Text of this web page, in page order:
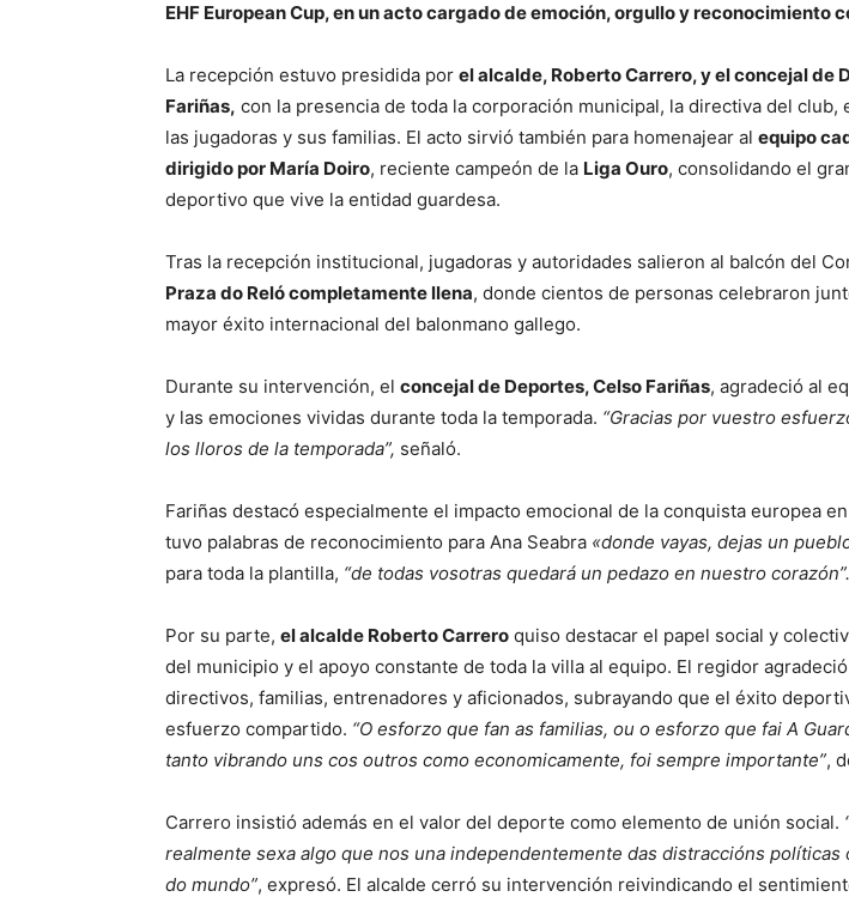
EHF European Cup, en un acto cargado de emoción, orgullo y reconocimiento
La recepción estuvo presidida por el alcalde, Roberto Carrero, y el concejal de
Fariñas, con la presencia de toda la corporación municipal, la directiva del club,
las jugadoras y sus familias. El acto sirvió también para homenajear al equipo
dirigido por María Doiro, reciente campeón de la Liga Ouro, consolidando el
deportivo que vive la entidad guardesa.
Tras la recepción institucional, jugadoras y autoridades salieron al balcón del
Praza do Reló completamente llena, donde cientos de personas celebraron
mayor éxito internacional del balonmano gallego.
Durante su intervención, el concejal de Deportes, Celso Fariñas, agradeció al
y las emociones vividas durante toda la temporada. “Gracias por vuestro
los lloros de la temporada”, señaló.
Fariñas destacó especialmente el impacto emocional de la conquista europea
tuvo palabras de reconocimiento para Ana Seabra «donde vayas, dejas un
para toda la plantilla, “de todas vosotras quedará un pedazo en nuestro corazón”.
Por su parte, el alcalde Roberto Carrero quiso destacar el papel social y
del municipio y el apoyo constante de toda la villa al equipo. El regidor
directivos, familias, entrenadores y aficionados, subrayando que el éxito
esfuerzo compartido. “O esforzo que fan as familias, ou o esforzo que fai A
tanto vibrando uns cos outros como economicamente, foi sempre importante”,
Carrero insistió además en el valor del deporte como elemento de unión social.
realmente sexa algo que nos una independentemente das distraccións políticas
do mundo”, expresó. El alcalde cerró su intervención reivindicando el